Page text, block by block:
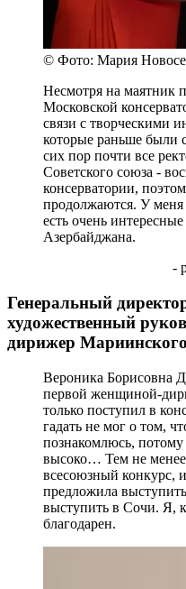
© Фото: Мария
Несмотря на маятник
Московской
связи с творческими
которые раньше были
сих пор почти все
Советского союза -
консерватории,
продолжаются. У меня
есть очень
Азербайджана.
-
Генеральный
художественный
дирижер
Вероника Борисовна
первой женщиной-
только поступил в
гадать не мог о том,
познакомлюсь,
высоко… Тем не
всесоюзный конкурс,
предложила
выступить в Сочи. Я,
благодарен.